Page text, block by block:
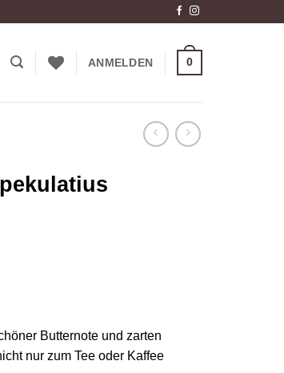
ANMELDEN 0
Butternote und zarten
nur zum Tee oder Kaffee